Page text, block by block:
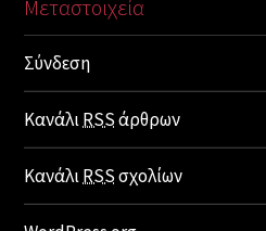
Μεταστοιχεία
Σύνδεση
ΚανάλιRSSάρθρων
ΚανάλιRSSσχολίων